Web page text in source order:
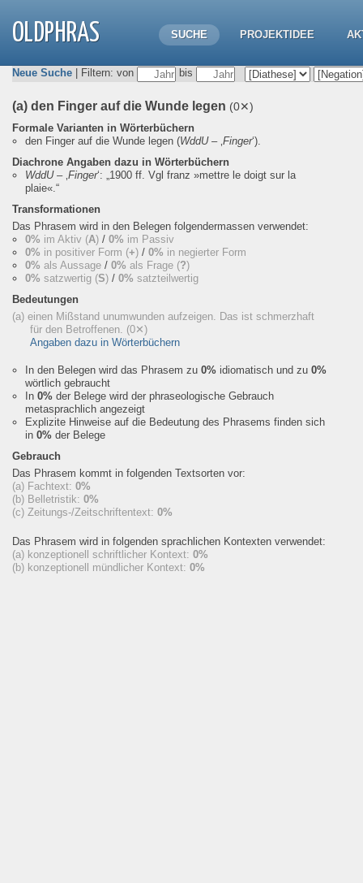
OLDPHRAS SUCHE PROJEKTIDEE
Neue Suche | Filtern: von bis
(a) den Finger auf die Wunde legen (0✕)
Formale Varianten in Wörterbüchern
den Finger auf die Wunde legen (WddU– ‚Finger‘).
Diachrone Angaben dazu in Wörterbüchern
WddU– ‚Finger‘: „1900 ff. Vgl franz »mettre le doigt sur la
plaie«.“
Transformationen
Das Phrasem wird in den Belegen folgendermassen verwendet:
0% im Aktiv (A) / 0% im Passiv
0% in positiver Form (+) / 0% in negierter Form
0% als Aussage / 0% als Frage (?)
0% satzwertig (S) / 0% satzteilwertig
Bedeutungen
(a) einen Mißstand unumwunden aufzeigen. Das ist schmerzhaft
für den Betroffenen. (0✕)
Angaben dazu in Wörterbüchern
In den Belegen wird das Phrasem zu 0% idiomatisch und zu 0%
wörtlich gebraucht
In 0% der Belege wird der phraseologische Gebrauch
metasprachlich angezeigt
Explizite Hinweise auf die Bedeutung des Phrasems finden sich
in 0% der Belege
Gebrauch
Das Phrasem kommt in folgenden Textsorten vor:
(a) Fachtext: 0%
(b) Belletristik: 0%
(c) Zeitungs-/Zeitschriftentext: 0%
Das Phrasem wird in folgenden sprachlichen Kontexten verwendet:
(a) konzeptionell schriftlicher Kontext: 0%
(b) konzeptionell mündlicher Kontext: 0%